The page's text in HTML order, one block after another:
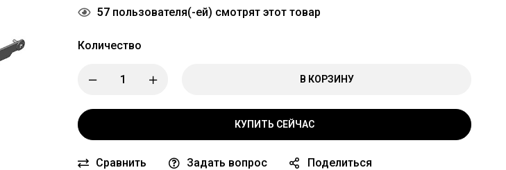
57 пользователя(-ей) смотрят этот товар
Количество
В КОРЗИНУ
КУПИТЬ СЕЙЧАС
Сравнить Задать вопрос Поделиться